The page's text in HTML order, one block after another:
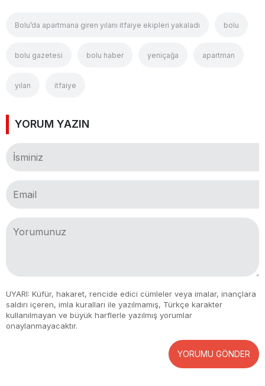
Bolu’da apartmana giren yılanı itfaiye ekipleri yakaladı bolu
bolu gazetesi bolu haber yeniçağa apartman
yılan itfaiye
YORUM YAZIN
UYARI: Küfür, hakaret, rencide edici cümleler veya imalar, inançlara
saldırı içeren, imla kuralları ile yazılmamış, Türkçe karakter
kullanılmayan ve büyük harflerle yazılmış yorumlar
onaylanmayacaktır.
YORUMU GÖNDER